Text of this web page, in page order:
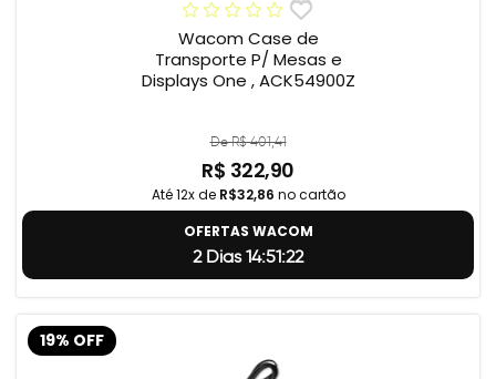
Wacom Case de
Transporte P/ Mesas e
Displays One , ACK54900Z
De R$ 401,41
R$ 322,90
Até 12x de R$32,86 no cartão
OFERTAS WACOM
2 Dias 14:51:22
19% OFF